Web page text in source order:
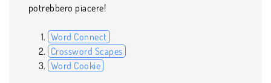
potrebbero piacere!
Word Connect
Crossword Scapes
Word Cookie